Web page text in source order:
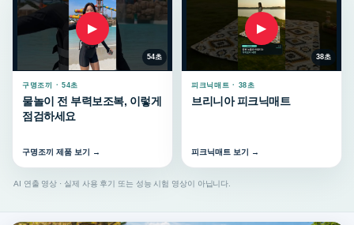
▶
54초
구명조끼 · 54초
물놀이 전 부력보조복, 이렇게
점검하세요
구명조끼 제품 보기 →
▶
38초
피크닉매트 · 38초
브리니아 피크닉매트
피크닉매트 보기 →
AI 연출 영상 · 실제 사용 후기 또는 성능 시험 영상이 아닙니다.